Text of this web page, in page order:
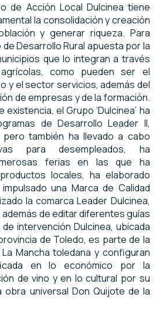
de Acción Local Dulcinea tiene
la consolidación y creación
y generar riqueza. Para
Desarrollo Rural apuesta por la
que lo integran a través
como pueden ser el
y el sector servicios, además del
de empresas y de la formación.
el Grupo ‘Dulcinea’ ha
de Desarrollo Leader II,
también ha llevado a cabo
para desempleados, ha
ferias en las que ha
locales, ha elaborado
una Marca de Calidad
la comarca Leader Dulcinea,
de editar diferentes guías
intervención Dulcinea, ubicada
de Toledo, es parte de la
Mancha toledana y configuran
en lo económico por la
de vino y en lo cultural por su
obra universal Don Quijote de la